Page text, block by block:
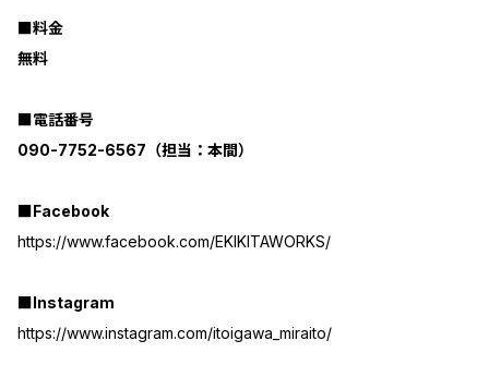
■料金
無料
■電話番号
090-7752-6567（担当：本間）
■Facebook
https://www.facebook.com/EKIKITAWORKS/
■Instagram
https://www.instagram.com/itoigawa_miraito/